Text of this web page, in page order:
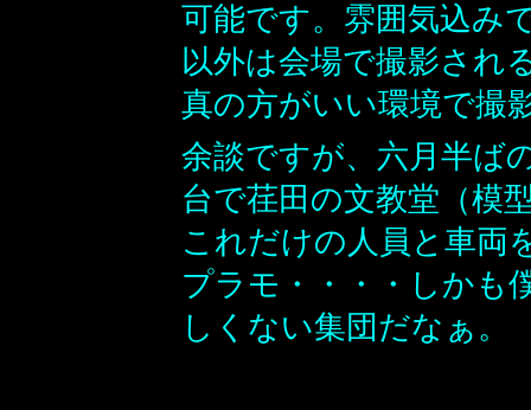
可能です。雰囲気込み
以外は会場で撮影され
真の方がいい環境で撮
余談ですが、六月半ば
台で荏田の文教堂（模
これだけの人員と車両
プラモ・・・・しかも
しくない集団だなぁ。